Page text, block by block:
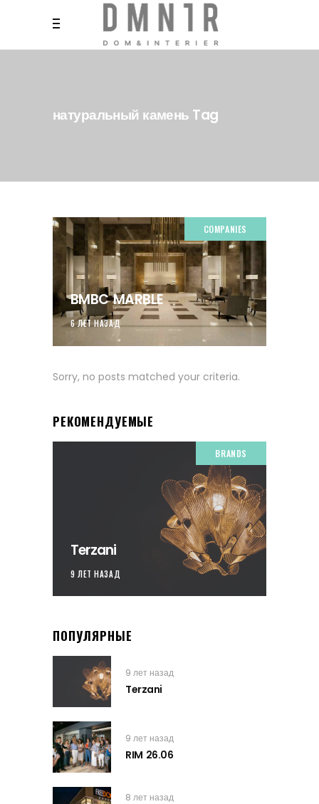
натуральный камень Tag
COMPANIES
BMBC MARBLE
6 ЛЕТ НАЗАД
Sorry, no posts matched your criteria.
РЕКОМЕНДУЕМЫЕ
BRANDS
Terzani
9 ЛЕТ НАЗАД
ПОПУЛЯРНЫЕ
9 лет назад
Terzani
9 лет назад
RIM 26.06
8 лет назад